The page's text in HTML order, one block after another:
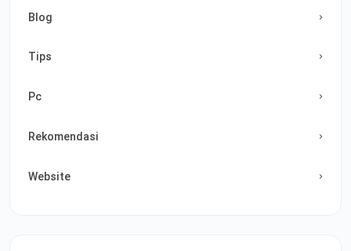
Blog
Tips
Pc
Rekomendasi
Website